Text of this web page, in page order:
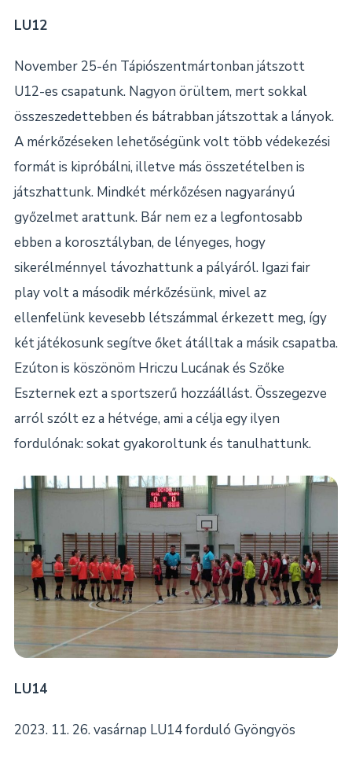
LU12
November 25-én Tápiószentmártonban játszott
U12-es csapatunk. Nagyon örültem, mert sokkal
összeszedettebben és bátrabban játszottak a lányok.
A mérkőzéseken lehetőségünk volt több védekezési
formát is kipróbálni, illetve más összetételben is
játszhattunk. Mindkét mérkőzésen nagyarányú
győzelmet arattunk. Bár nem ez a legfontosabb
ebben a korosztályban, de lényeges, hogy
sikerélménnyel távozhattunk a pályáról. Igazi fair
play volt a második mérkőzésünk, mivel az
ellenfelünk kevesebb létszámmal érkezett meg, így
két játékosunk segítve őket átálltak a másik csapatba.
Ezúton is köszönöm Hriczu Lucának és Szőke
Eszternek ezt a sportszerű hozzáállást. Összegezve
arról szólt ez a hétvége, ami a célja egy ilyen
fordulónak: sokat gyakoroltunk és tanulhattunk.
LU14
2023. 11. 26. vasárnap LU14 forduló Gyöngyös